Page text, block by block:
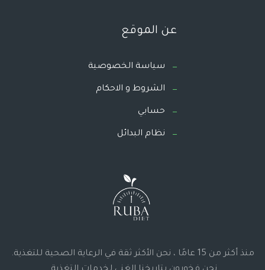
عن الموقع
سياسة الخصوصية
الشروط و الاحكام
حسابي
نظام البدائل
منذ أكثر من 15 عامًا ، نحن الأكثر ثقة في الرعاية الصحية للتغذية.